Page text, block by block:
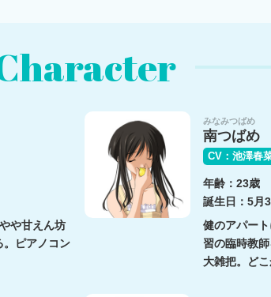
や甘えん坊
。ピアノコン
みなみつばめ
南つばめ
CV：池澤春
年齢：23歳
誕生日：5月
健のアパー
習の臨時教
大雑把。どこ